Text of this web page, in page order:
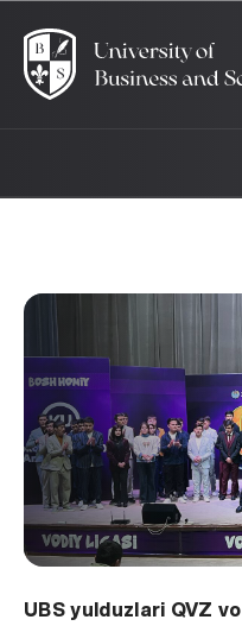
UBS yulduzlari QVZ